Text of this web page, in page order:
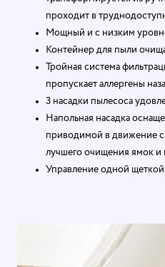
проходит в
Мощный и с низким
Контейнер для пыли
Тройная система
пропускает аллергены
3 насадки пылесоса
Напольная насадка
приводимой в движение
лучшего очищения ямок и
Управление одной